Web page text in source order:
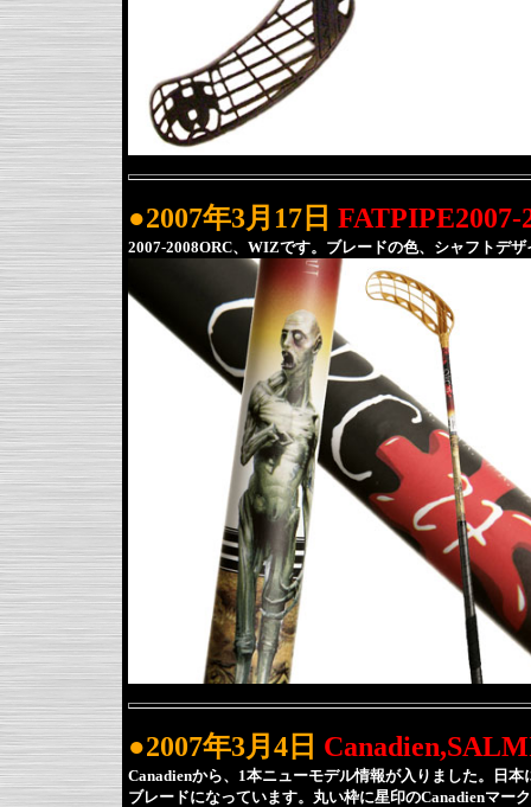
●2007年3月17日
2007-2008ORC、WIZです。ブレードの色、シャフトデ
●2007年3月4日
Canadienから、1本ニューモデル情報が入りました。日本
ブレードになっています。丸い枠に星印のCanadienマー